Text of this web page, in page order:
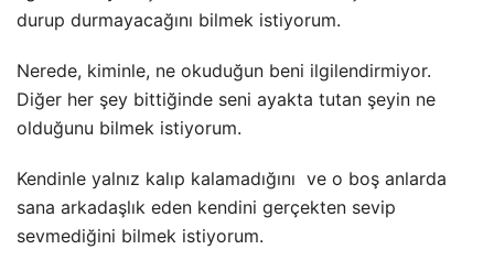
durup durmayacağını bilmek istiyorum.
Nerede, kiminle, ne okuduğun beni ilgilendirmiyor.
Diğer her şey bittiğinde seni ayakta tutan şeyin ne
olduğunu bilmek istiyorum.
Kendinle yalnız kalıp kalamadığını ve o boş anlarda
sana arkadaşlık eden kendini gerçekten sevip
sevmediğini bilmek istiyorum.